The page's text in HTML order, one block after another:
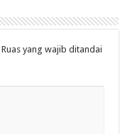
Ruas yang wajib ditandai